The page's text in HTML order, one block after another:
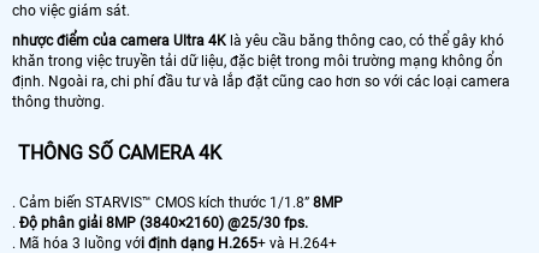
cho việc giám sát.
nhược điểm của camera Ultra 4K là yêu cầu băng thông cao, có thể gây khó
khăn trong việc truyền tải dữ liệu, đặc biệt trong môi trường mạng không ổn
định. Ngoài ra, chi phí đầu tư và lắp đặt cũng cao hơn so với các loại camera
thông thường.
THÔNG SỐ CAMERA 4K
. Cảm biến STARVIS™ CMOS kích thước 1/1.8” 8MP
. Độ phân giải 8MP (3840×2160) @25/30 fps.
. Mã hóa 3 luồng với định dạng H.265+ và H.264+